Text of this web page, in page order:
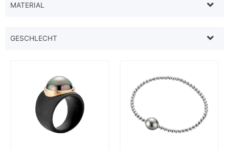
MATERIAL
GESCHLECHT